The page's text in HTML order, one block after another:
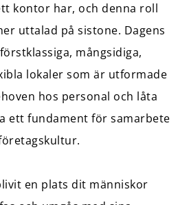
kontor har, och denna roll
uttalad på sistone. Dagens
mångsidiga,
lokaler som är utformade
hos personal och låta
ett fundament för samarbete
en plats dit människor